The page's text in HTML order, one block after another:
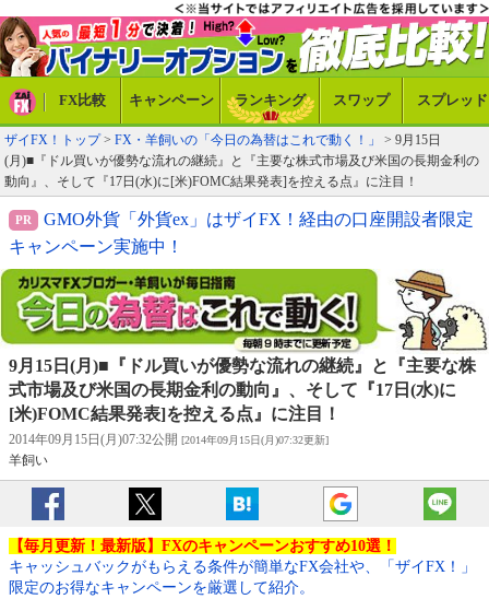
FX比較 キャンペーン ランキング スワップ スプレッド
ザイFX！トップ> FX・羊飼いの「今日の為替はこれで動く！」
> 9月15日
(月)■『ドル買いが優勢な流れの継続』と『主要な株式市場及び米国の長期金利の
動向』、そして『17日(水)に[米)FOMC結果発表]を控える点』に注目！
GMO外貨「外貨ex」はザイFX！経由の口座開設者限定
キャンペーン実施中！
9月15日(月)■『ドル買いが優勢な流れの継続』と『主要な株
式市場及び米国の長期金利の動向』、そして『17日(水)に
[米)FOMC結果発表]を控える点』に注目！
2014年09月15日(月)07:32公開 [2014年09月15日(月)07:32更新]
羊飼い
【毎月更新！最新版】FXのキャンペーンおすすめ10選！
キャッシュバックがもらえる条件が簡単なFX会社や、「ザイFX！」
限定のお得なキャンペーンを厳選して紹介。